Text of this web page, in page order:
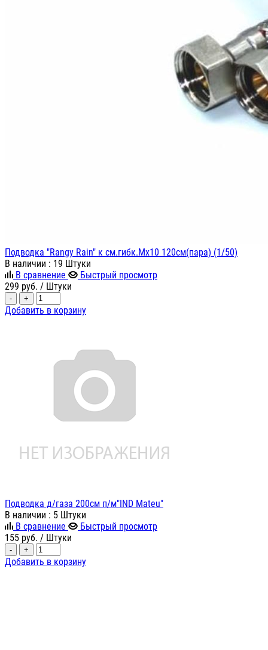
Подводка "Rangy Rain" к см.гибк.Мх10 120см(пара) (1/50)
В наличии : 19 Штуки
В сравнение
Быстрый просмотр
299 руб. / Штуки
- +
Добавить в корзину
Подводка д/газа 200см п/м"IND Mateu"
В наличии : 5 Штуки
В сравнение
Быстрый просмотр
155 руб. / Штуки
- +
Добавить в корзину